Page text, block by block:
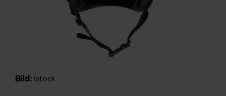
ARKIV & E-TIDNING
LYSSNA/PODD
EVENEMANG & RESOR
SHOP
Bild: Istock